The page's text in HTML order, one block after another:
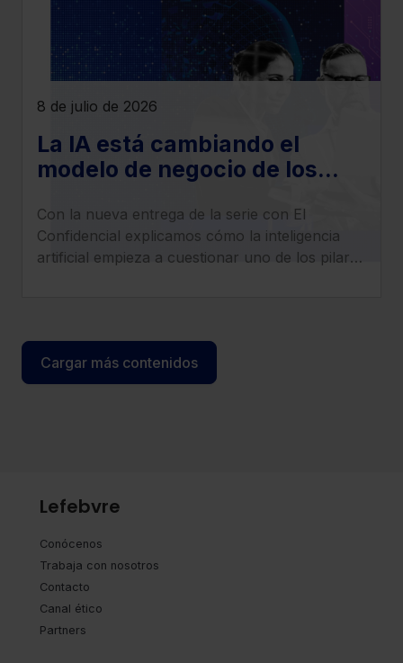
8 de julio de 2026
La IA está cambiando el
modelo de negocio de los
era del ‘superabogado’
Con la nueva entrega de la serie con El
Confidencial explicamos cómo la inteligencia
artificial empieza a cuestionar uno de los pilares
Cargar más contenidos
Lefebvre
Conócenos
Trabaja con nosotros
Contacto
Canal ético
Partners